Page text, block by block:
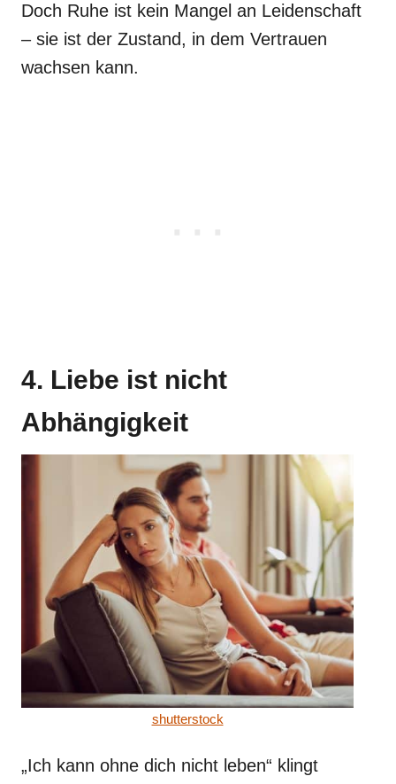
Doch Ruhe ist kein Mangel an Leidenschaft
– sie ist der Zustand, in dem Vertrauen
wachsen kann.
4. Liebe ist nicht
Abhängigkeit
shutterstock
„Ich kann ohne dich nicht leben“ klingt